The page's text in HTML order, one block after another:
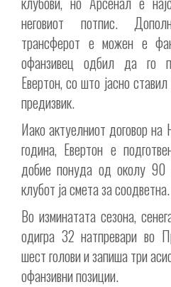
неговиот потпис.
трансферот е можен е
офанзивец одбил да го
Евертон, со што јасно
предизвик.
Иако актуелниот договор
година, Евертон е
добие понуда од околу 90
клубот ја смета за соодветна.
Во изминатата сезона,
одигра 32 натпревари во
шест голови и запиша три
офанзивни позиции.